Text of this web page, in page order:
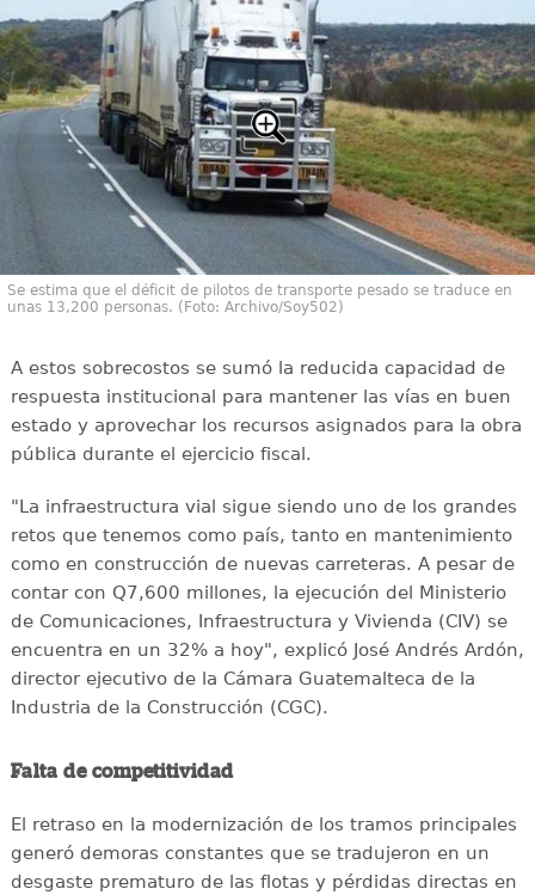
Se estima que el déficit de pilotos de transporte pesado se traduce en
unas 13,200 personas. (Foto: Archivo/Soy502)
A estos sobrecostos se sumó la reducida capacidad de
respuesta institucional para mantener las vías en buen
estado y aprovechar los recursos asignados para la obra
pública durante el ejercicio fiscal.
"La infraestructura vial sigue siendo uno de los grandes
retos que tenemos como país, tanto en mantenimiento
como en construcción de nuevas carreteras. A pesar de
contar con Q7,600 millones, la ejecución del Ministerio
de Comunicaciones, Infraestructura y Vivienda (CIV) se
encuentra en un 32% a hoy", explicó José Andrés Ardón,
director ejecutivo de la Cámara Guatemalteca de la
Industria de la Construcción (CGC).
Falta de competitividad
El retraso en la modernización de los tramos principales
generó demoras constantes que se tradujeron en un
desgaste prematuro de las flotas y pérdidas directas en